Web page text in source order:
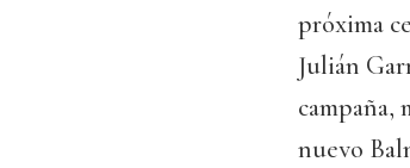
próxima
Julián
campaña,
nuevo